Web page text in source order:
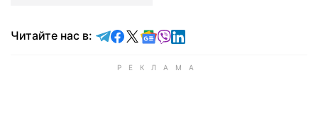
Читайте нас в: Читайте в Telegram
Читайте в Facebook
Читайте в X
Читайте в Google news
Читайте в Viber
Читайте в LinkedIn